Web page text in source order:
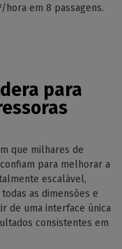
hora em 8 passagens.
para
que milhares de
para melhorar a
escalável,
as dimensões e
de uma interface única
consistentes em